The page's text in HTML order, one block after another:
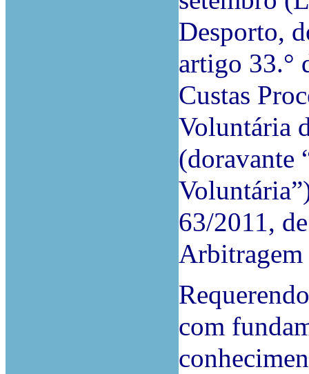
Desporto,
artigo 33.°
Custas
Voluntária
(doravante
63/2011,
Arbitragem
com